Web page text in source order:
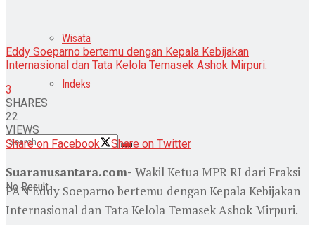
Wisata
Indeks
No Result
Eddy Soeparno bertemu dengan Kepala Kebijakan
Internasional dan Tata Kelola Temasek Ashok Mirpuri.
3
SHARES
22
VIEWS
Share on Facebook
Share on Twitter
Suaranusantara.com- Wakil Ketua MPR RI dari Fraksi
PAN Eddy Soeparno bertemu dengan Kepala Kebijakan
Internasional dan Tata Kelola Temasek Ashok Mirpuri.